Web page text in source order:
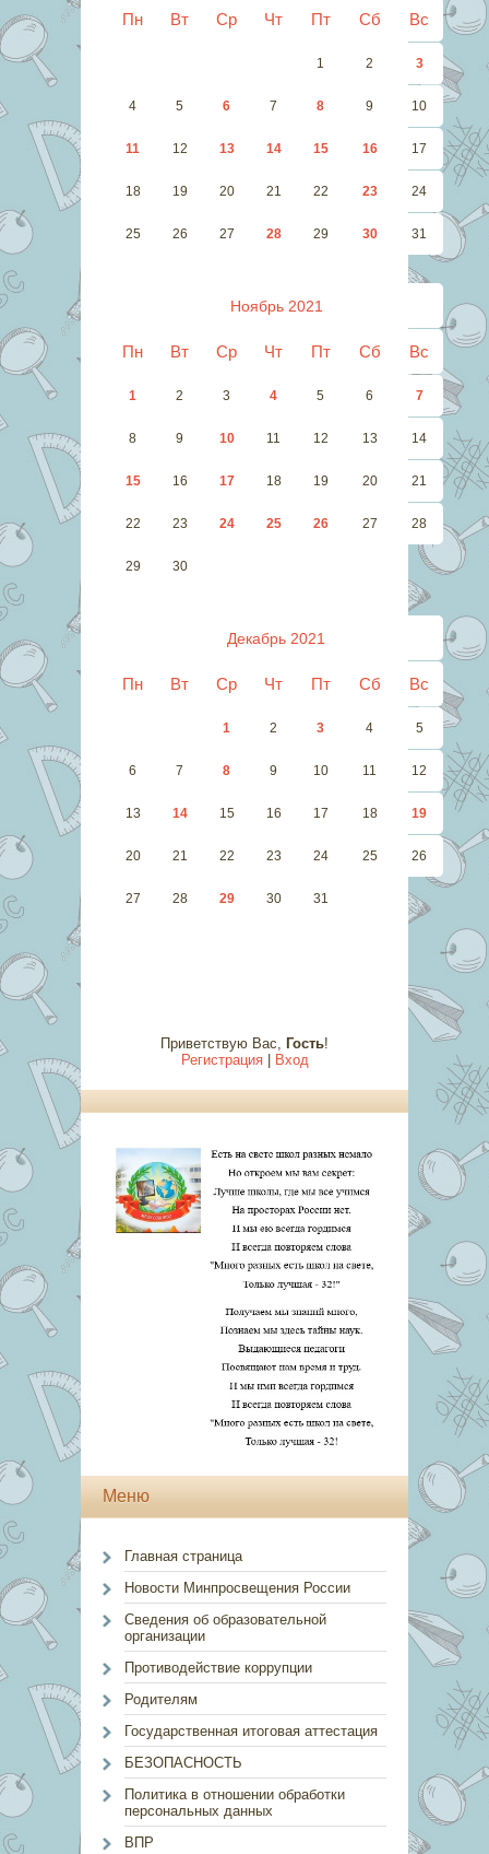
Пн Вт Ср Чт Пт Сб Вс
1 2 3
4 5 6 7 8 9 10
11 12 13 14 15 16 17
18 19 20 21 22 23 24
25 26 27 28 29 30 31
Ноябрь 2021
Пн Вт Ср Чт Пт Сб Вс
1 2 3 4 5 6 7
8 9 10 11 12 13 14
15 16 17 18 19 20 21
22 23 24 25 26 27 28
29 30
Декабрь 2021
Пн Вт Ср Чт Пт Сб Вс
1 2 3 4 5
6 7 8 9 10 11 12
13 14 15 16 17 18 19
20 21 22 23 24 25 26
27 28 29 30 31
Приветствую Вас, Гость!
Регистрация| Вход
Меню
Главная страница
Новости Минпросвещения России
Сведения об образовательной
организации
Противодействие коррупции
Родителям
Государственная итоговая аттестация
БЕЗОПАСНОСТЬ
Политика в отношении обработки
персональных данных
ВПР